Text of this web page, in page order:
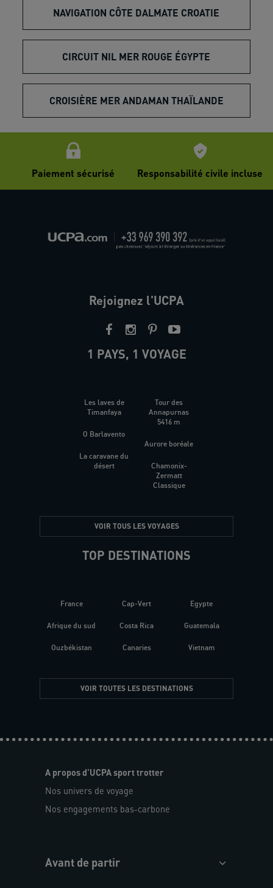
NAVIGATION CÔTE DALMATE CROATIE
CIRCUIT NIL MER ROUGE ÉGYPTE
CROISIÈRE MER ANDAMAN THAÏLANDE
Paiement sécurisé Responsabilité civile incluse
Rejoignez l'UCPA
1 PAYS, 1 VOYAGE
Les laves de
Timanfaya
O Barlavento
La caravane du
désert
Tour des
Annapurnas
5416 m
Aurore boréale
Chamonix-
Zermatt
Classique
VOIR TOUS LES VOYAGES
TOP DESTINATIONS
France
Afrique du sud
Ouzbékistan
Cap-Vert
Costa Rica
Canaries
Egypte
Guatemala
Vietnam
VOIR TOUTES LES DESTINATIONS
A propos d'UCPA sport trotter
Nos univers de voyage
Nos engagements bas-carbone
Avant de partir